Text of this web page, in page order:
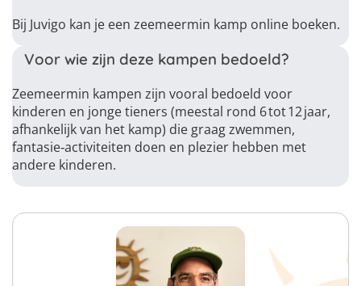
Bij Juvigo kan je een zeemeermin kamp online boeken.
Voor wie zijn deze kampen bedoeld?
Zeemeermin kampen zijn vooral bedoeld voor
kinderen en jonge tieners (meestal rond 6 tot 12 jaar,
afhankelijk van het kamp) die graag zwemmen,
fantasie‑activiteiten doen en plezier hebben met
andere kinderen.